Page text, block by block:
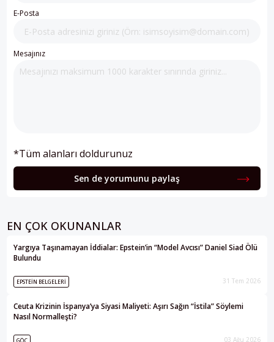
E-Posta
Mesajınız
*Tüm alanları doldurunuz
Sen de yorumunu paylaş
EN ÇOK OKUNANLAR
Yargıya Taşınamayan İddialar: Epstein’in “Model Avcısı” Daniel Siad Ölü
Bulundu
EPSTEIN BELGELERI 31 Tem 2026
Ceuta Krizinin İspanya’ya Siyasi Maliyeti: Aşırı Sağın “İstila” Söylemi
Nasıl Normalleşti?
03 Ağu 2026